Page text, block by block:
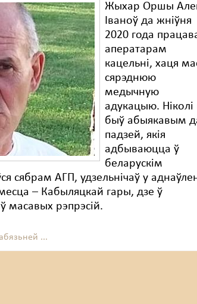
Жыхар Оршы
Іваноў да жніўня
2020 года
аператарам
кацельні, хаця
сярэднюю
медычную
адукацыю. Ніколі
быў абыякавым
падзей, якія
адбываюцца ў
беларускім
сябрам АГП, удзельнічаў у
– Кабыляцкай гары, дзе ў
масавых рэпрэсій.
...